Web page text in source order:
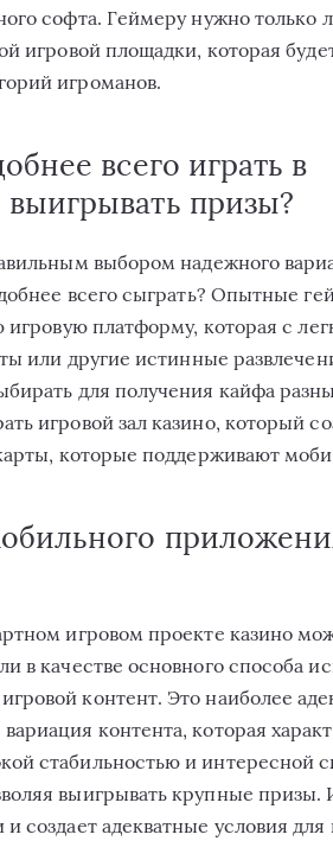
софта. Геймеру нужно только
игровой площадки, которая
игроманов.
всего играть в
призы?
выбором надежного
всего сыграть? Опытные
игровую платформу, которая с
или другие истинные
для получения кайфа
игровой зал казино, который
которые поддерживают
игровом проекте казино
в качестве основного способа
контент. Это наиболее
контента, которая
стабильностью и интересной
выигрывать крупные призы.
создает адекватные условия для